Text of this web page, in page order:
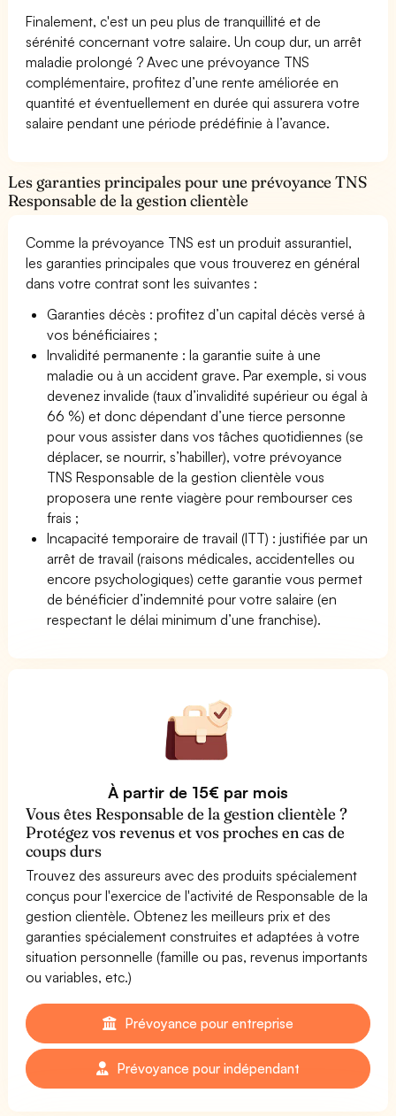
Finalement, c'est un peu plus de tranquillité et de
sérénité concernant votre salaire. Un coup dur, un arrêt
maladie prolongé ? Avec une prévoyance TNS
complémentaire, profitez d’une rente améliorée en
quantité et éventuellement en durée qui assurera votre
salaire pendant une période prédéfinie à l’avance.
Les garanties principales pour une prévoyance TNS
Responsable de la gestion clientèle
Comme la prévoyance TNS est un produit assurantiel,
les garanties principales que vous trouverez en général
dans votre contrat sont les suivantes :
Garanties décès : profitez d’un capital décès versé à
vos bénéficiaires ;
Invalidité permanente : la garantie suite à une
maladie ou à un accident grave. Par exemple, si vous
devenez invalide (taux d’invalidité supérieur ou égal à
66 %) et donc dépendant d’une tierce personne
pour vous assister dans vos tâches quotidiennes (se
déplacer, se nourrir, s’habiller), votre prévoyance
TNS Responsable de la gestion clientèle vous
proposera une rente viagère pour rembourser ces
frais ;
Incapacité temporaire de travail (ITT) : justifiée par un
arrêt de travail (raisons médicales, accidentelles ou
encore psychologiques) cette garantie vous permet
de bénéficier d’indemnité pour votre salaire (en
respectant le délai minimum d’une franchise).
À partir de 15€ par mois
Vous êtes Responsable de la gestion clientèle ?
Protégez vos revenus et vos proches en cas de
coups durs
Trouvez des assureurs avec des produits spécialement
conçus pour l'exercice de l'activité de Responsable de la
gestion clientèle. Obtenez les meilleurs prix et des
garanties spécialement construites et adaptées à votre
situation personnelle (famille ou pas, revenus importants
ou variables, etc.)
Prévoyance pour entreprise
Prévoyance pour indépendant